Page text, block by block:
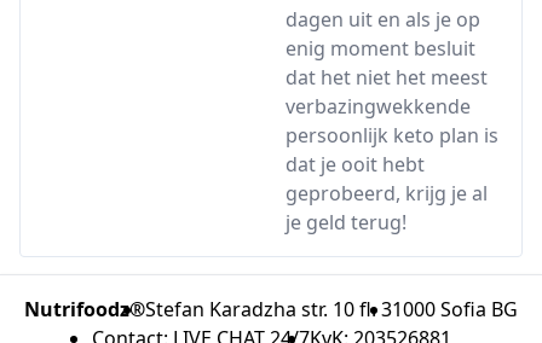
dagen uit en als je op
enig moment besluit
dat het niet het meest
verbazingwekkende
persoonlijk keto plan is
dat je ooit hebt
geprobeerd, krijg je al
je geld terug!
Nutrifoodz®Stefan Karadzha str. 10 fl. 31000 Sofia BG